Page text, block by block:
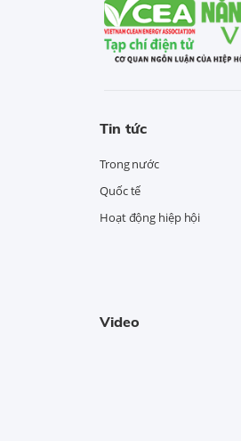
Tin tức
Trong nước
Quốc tế
Hoạt động hiệp hội
Video